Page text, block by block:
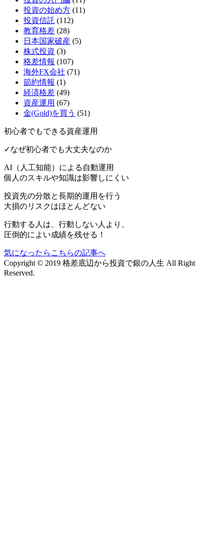
投資の始め方 (11)
投資信託 (112)
教育格差 (28)
日本国家破産 (5)
株式投資 (3)
格差情報 (107)
海外FX会社 (71)
節約情報 (1)
経済格差 (49)
資産運用 (67)
金(Gold)を買う (51)
初心者でもできる資産運用
✓なぜ初心者でも大丈夫なのか
AI（人工知能）による 自動運用
個人のスキルや知識は影響しにくい
投資先の分散と長期的運用を行う
大損のリスクはほとんどない
行動する人は、行動しない人より、
圧倒的によい成績を残せる！
気になったらこちらの記事へ
Copyright © 2019 格差底辺から投資で銀の人生 All Right
Reserved.